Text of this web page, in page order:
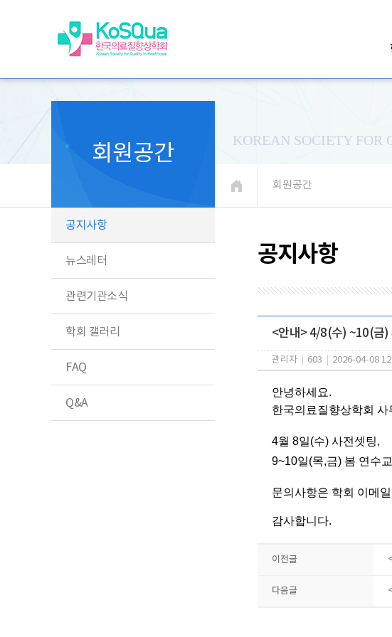
KOREAN SOCIETY
회원공간
회원공간
공지사항
뉴스레터
관련기관소식
학회 갤러리
FAQ
Q&A
공지사항
<안내> 4/8(수) ~10(금)
관리자 603 2026-04-08
​안녕하세요.
한국의료질향상학회 사
4월 8일(수) 사전셋팅,
9~10일(목,금) 봄 연수
문의사항은 학회 이메
감사합니다.
이전글
다음글